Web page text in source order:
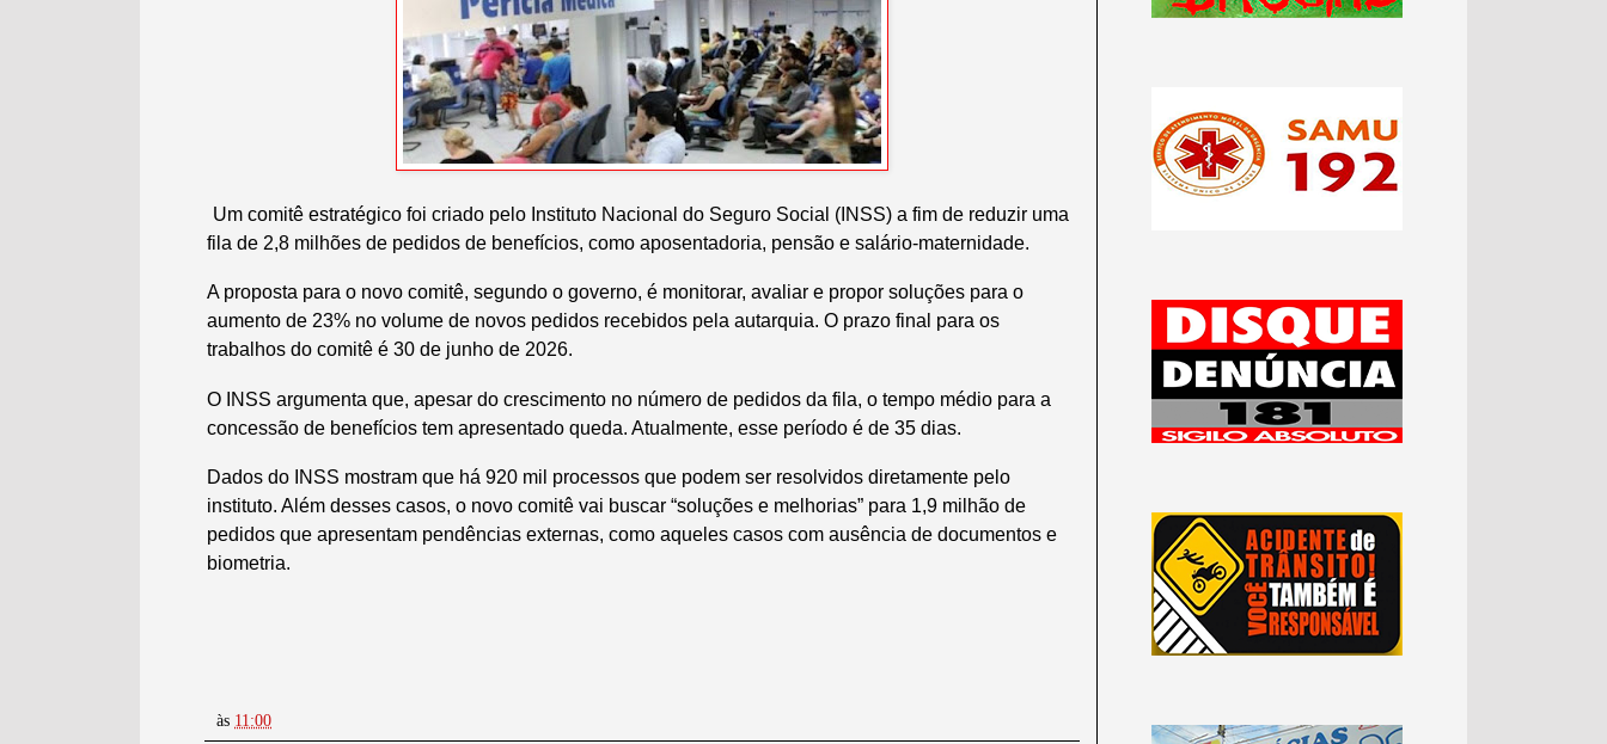
Um comitê estratégico foi criado pelo Instituto Nacional do Seguro Social (INSS) a fim de reduzir uma
fila de 2,8 milhões de pedidos de benefícios, como aposentadoria, pensão e salário-maternidade.
A proposta para o novo comitê, segundo o governo, é monitorar, avaliar e propor soluções para o
aumento de 23% no volume de novos pedidos recebidos pela autarquia. O prazo final para os
trabalhos do comitê é 30 de junho de 2026.
O INSS argumenta que, apesar do crescimento no número de pedidos da fila, o tempo médio para a
concessão de benefícios tem apresentado queda. Atualmente, esse período é de 35 dias.
Dados do INSS mostram que há 920 mil processos que podem ser resolvidos diretamente pelo
instituto. Além desses casos, o novo comitê vai buscar “soluções e melhorias” para 1,9 milhão de
pedidos que apresentam pendências externas, como aqueles casos com ausência de documentos e
biometria.
às 11:00